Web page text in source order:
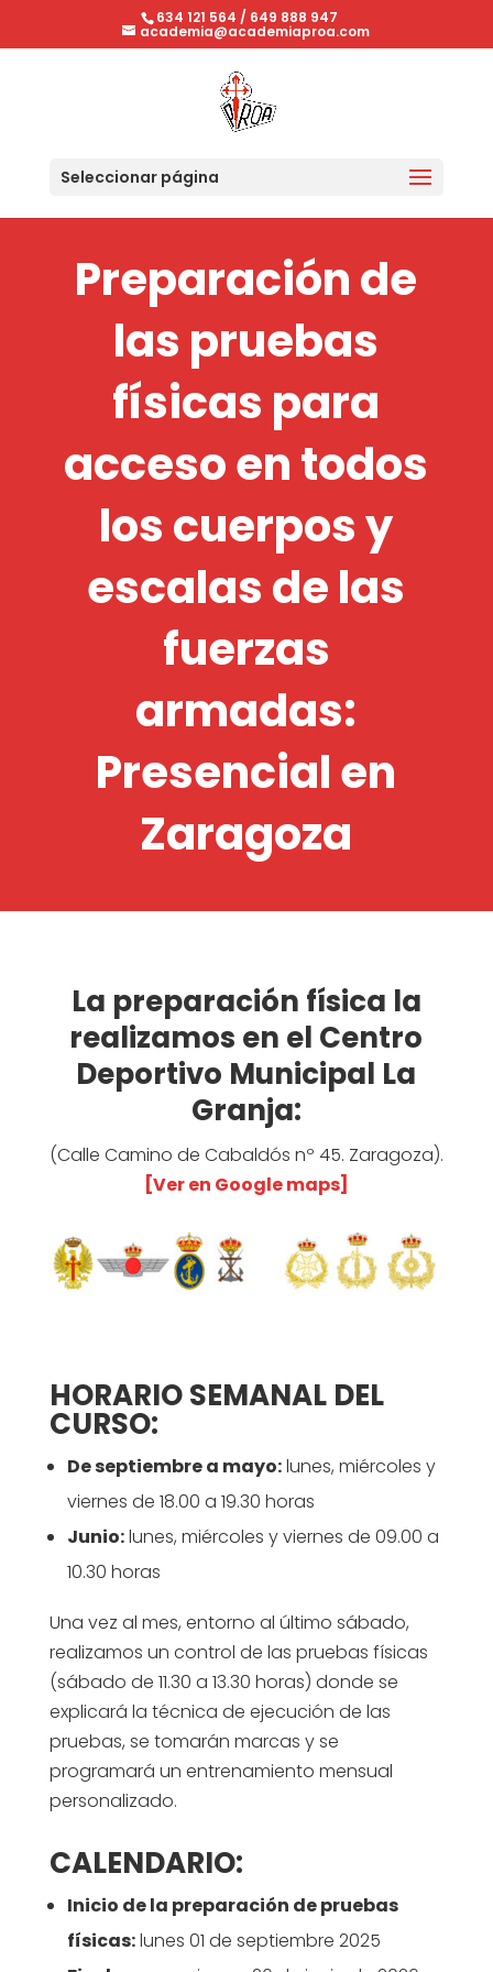
634 121 564 / 649 888 947
academia@academiaproa.com
Seleccionar página
Preparación de
las pruebas
físicas para
acceso en todos
los cuerpos y
escalas de las
fuerzas
armadas:
Presencial en
Zaragoza
La preparación física la
realizamos en el Centro
Deportivo Municipal La
Granja:
(Calle Camino de Cabaldós nº 45. Zaragoza).
[Ver en Google maps]
HORARIO SEMANAL DEL
CURSO:
De septiembre a mayo:lunes, miércoles y
viernes de 18.00 a 19.30 horas
Junio:lunes, miércoles y viernes de 09.00 a
10.30 horas
Una vez al mes, entorno al último sábado,
realizamos un control de las pruebas físicas
(sábado de 11.30 a 13.30 horas) donde se
explicará la técnica de ejecución de las
pruebas, se tomarán marcas y se
programará un entrenamiento mensual
personalizado.
CALENDARIO:
Inicio de la preparación de pruebas
físicas:lunes 01 de septiembre 2025